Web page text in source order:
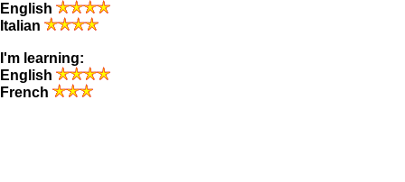
English
Italian
I'm learning:
English
French